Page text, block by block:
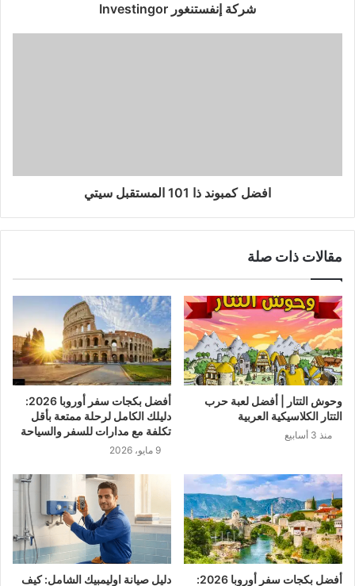
شركة إنفستنغور Investingor
افضل كمبوند ذا 101 المستقبل سيتي
مقالات ذات صلة
وحوش التتار | أفضل لعبة حرب
التتار الكلاسيكية العربية
منذ 3 أسابيع
أفضل بكجات سفر أوروبا 2026:
دليلك الكامل لرحلة ممتعة بأقل
تكلفة مع مدارات للسفر والسياحة
9 مايو، 2026
أفضل بكجات سفر أوروبا 2026: دليل صيانة اوليمبيك الشامل: كيف